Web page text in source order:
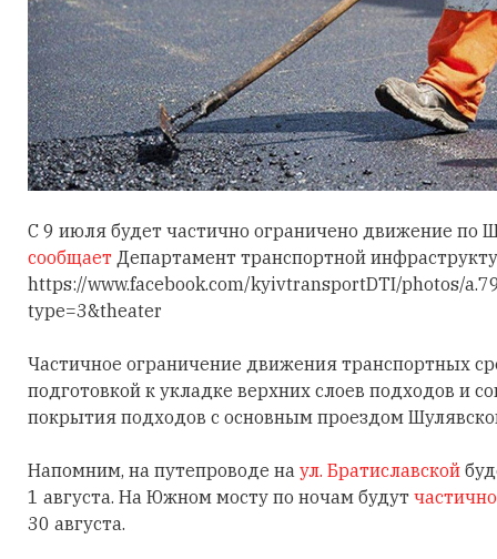
С 9 июля будет частично ограничено движение по
сообщает Департамент транспортной
https://www.facebook.com/kyivtransportDTI/photos/
type=3&theater
Частичное ограничение движения транспортных
подготовкой к укладке верхних слоев подходов и
покрытия подходов с основным проездом
Напомним, на путепроводе на ул. Братиславской
1 августа. На Южном мосту по ночам будут
30 августа.